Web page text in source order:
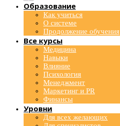
Образование
Как учиться
О системе
Продолжение обучения
Все курсы
Медицина
Навыки
Влияние
Психология
Менеджмент
Маркетинг и PR
Финансы
Уровни
Для всех желающих